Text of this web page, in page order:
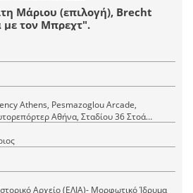
Μάριου (επιλογή), Brecht
τον Μπρεχτ".
Arcade,
Σταδίου 36 Στοά
Αρχείο (ΕΛΙΑ)- Μορφωτικό Ίδρυμα